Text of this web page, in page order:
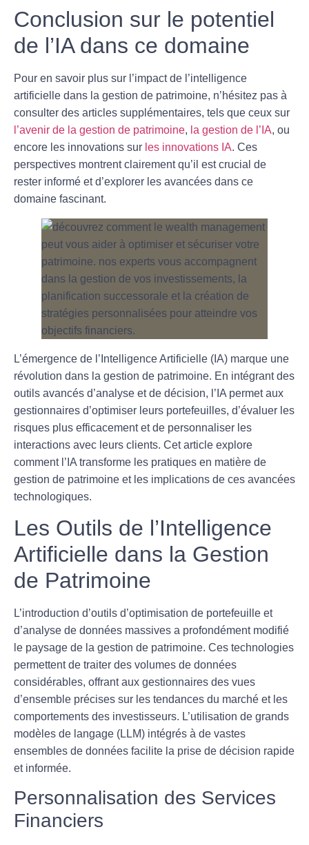
Conclusion sur le potentiel
de l’IA dans ce domaine
Pour en savoir plus sur l’impact de l’intelligence
artificielle dans la gestion de patrimoine, n’hésitez pas à
consulter des articles supplémentaires, tels que ceux sur
l’avenir de la gestion de patrimoine, la gestion de l’IA, ou
encore les innovations sur les innovations IA. Ces
perspectives montrent clairement qu’il est crucial de
rester informé et d’explorer les avancées dans ce
domaine fascinant.
L’émergence de l’ Intelligence Artificielle (IA) marque une
révolution dans la gestion de patrimoine. En intégrant des
outils avancés d’analyse et de décision, l’IA permet aux
gestionnaires d’optimiser leurs portefeuilles, d’évaluer les
risques plus efficacement et de personnaliser les
interactions avec leurs clients. Cet article explore
comment l’IA transforme les pratiques en matière de
gestion de patrimoine et les implications de ces avancées
technologiques.
Les Outils de l’Intelligence
Artificielle dans la Gestion
de Patrimoine
L’introduction d’outils d’optimisation de portefeuille et
d’analyse de données massives a profondément modifié
le paysage de la gestion de patrimoine. Ces technologies
permettent de traiter des volumes de données
considérables, offrant aux gestionnaires des vues
d’ensemble précises sur les tendances du marché et les
comportements des investisseurs. L’utilisation de grands
modèles de langage (LLM) intégrés à de vastes
ensembles de données facilite la prise de décision rapide
et informée.
Personnalisation des Services
Financiers